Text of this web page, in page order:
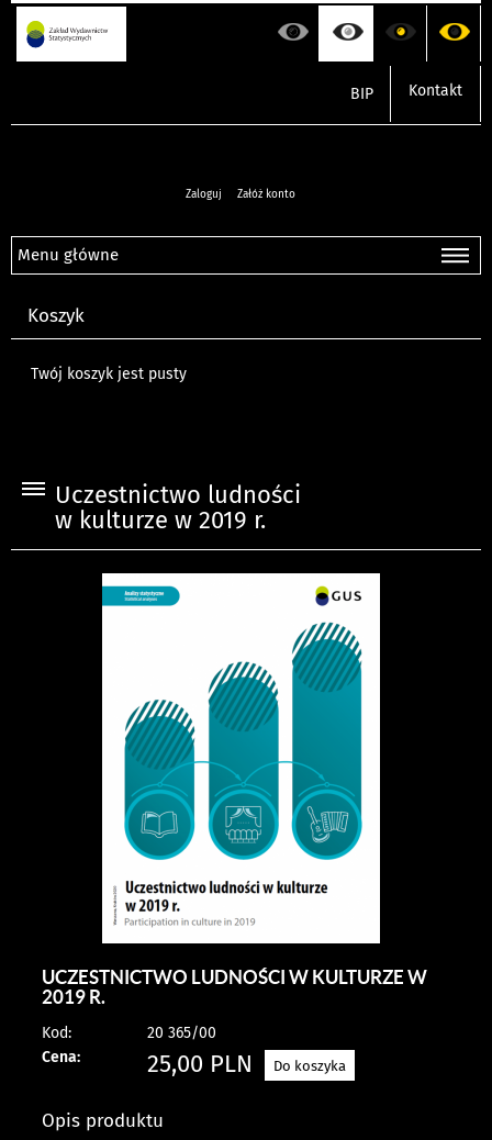
BIP Kontakt
Zaloguj Załóż konto
Menu główne
Koszyk
Twój koszyk jest pusty
Uczestnictwo ludności
w kulturze w 2019 r.
UCZESTNICTWO LUDNOŚCI W KULTURZE W
2019 R.
Kod:
20 365/00
Cena:
25,00 PLN Do koszyka
Opis produktu